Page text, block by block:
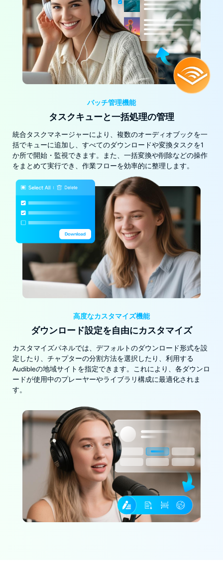
バッチ管理機能
タスクキューと一括処理の管理
統合タスクマネージャーにより、複数のオーディオブックを一
括でキューに追加し、すべてのダウンロードや変換タスクを1
か所で開始・監視できます。また、一括変換や削除などの操作
をまとめて実行でき、作業フローを効率的に整理します。
高度なカスタマイズ機能
ダウンロード設定を自由にカスタマイズ
カスタマイズパネルでは、デフォルトのダウンロード形式を設
定したり、チャプターの分割方法を選択したり、利用する
Audibleの地域サイトを指定できます。これにより、各ダウンロ
ードが使用中のプレーヤーやライブラリ構成に最適化されま
す。